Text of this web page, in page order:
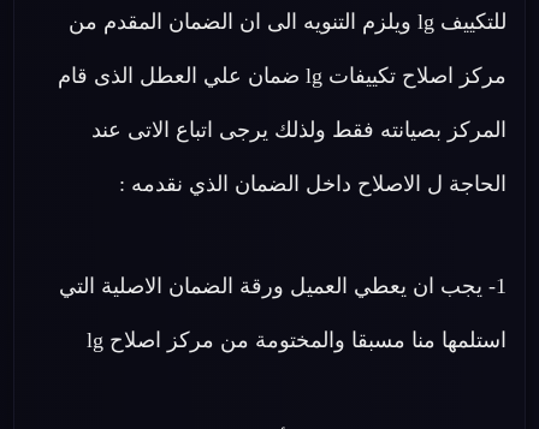
للتكييف lg ويلزم التنويه الى ان الضمان المقدم من
مركز اصلاح تكييفات lg ضمان علي العطل الذى قام
المركز بصيانته فقط ولذلك يرجى اتباع الاتى عند
الحاجة ل الاصلاح داخل الضمان الذي نقدمه :
1- يجب ان يعطي العميل ورقة الضمان الاصلية التي
استلمها منا مسبقا والمختومة من مركز اصلاح lg